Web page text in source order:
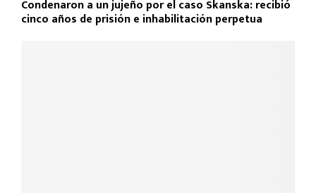
Condenaron a un jujeño por el caso Skanska: recibió
cinco años de prisión e inhabilitación perpetua